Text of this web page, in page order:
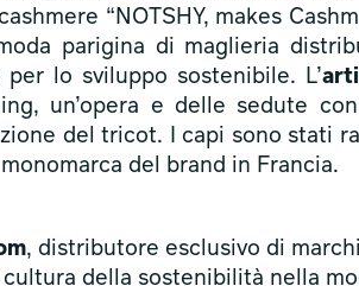
“NOTSHY, makes
parigina di maglieria
lo sviluppo sostenibile. L’
un’opera e delle sedute
del tricot. I capi sono stati
del brand in Francia.
, distributore esclusivo di
della sostenibilità nella